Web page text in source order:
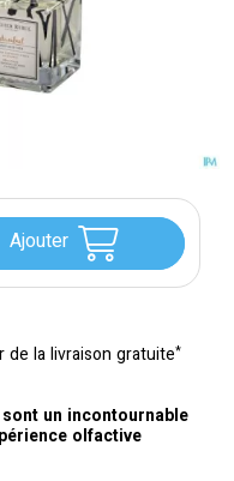
un incontournable
olfactive
Ajouter
la livraison gratuite*